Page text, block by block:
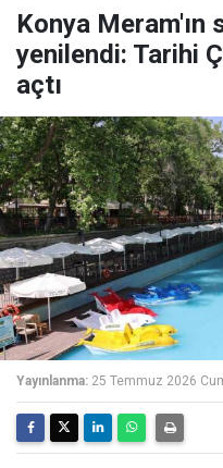
Konya Meram'ın
yenilendi: Tarihi
açtı
Yayınlanma: 25 Temmuz 2026